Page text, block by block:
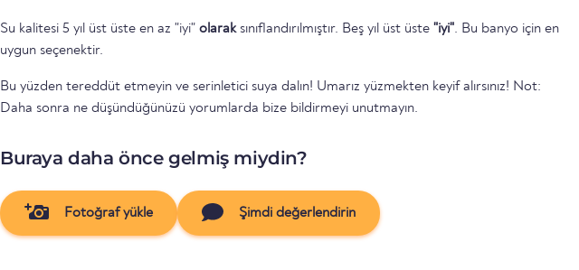
Su kalitesi 5 yıl üst üste en az "iyi" olarak sınıflandırılmıştır. Beş yıl üst üste "iyi". Bu banyo için en
uygun seçenektir.
Bu yüzden tereddüt etmeyin ve serinletici suya dalın! Umarız yüzmekten keyif alırsınız! Not:
Daha sonra ne düşündüğünüzü yorumlarda bize bildirmeyi unutmayın.
Buraya daha önce gelmiş miydin?
Fotoğraf yükle Şimdi değerlendirin